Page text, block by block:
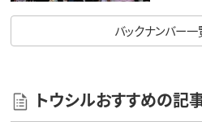
バックナンバー一
トウシルおすすめの記